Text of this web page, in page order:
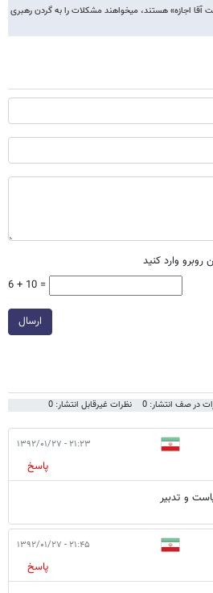
آقا اجازه» هستند، می​خواهند مشکلات را به گردن رهبری
وارد کنید
6 + 10 =
ارسال
در صف انتشار: 0 نظرات غیرقابل انتشار: 0
۲۱:۲۳ - ۱۳۹۲/۰۱/۲۷
پاسخ
و تدبیر
۲۱:۴۵ - ۱۳۹۲/۰۱/۲۷
پاسخ